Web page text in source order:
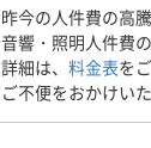
昨今の人件費の高
音響・照明人件費
詳細は、 料金表を
ご不便をおかけい